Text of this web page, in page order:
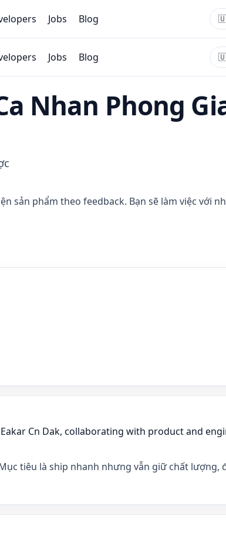
Jobs Blog
VI
Jobs Blog
VI
Nhan Phong
sản phẩm theo feedback. Bạn sẽ làm việc với
Cn Dak, collaborating with product and
tiêu là ship nhanh nhưng vẫn giữ chất lượng,